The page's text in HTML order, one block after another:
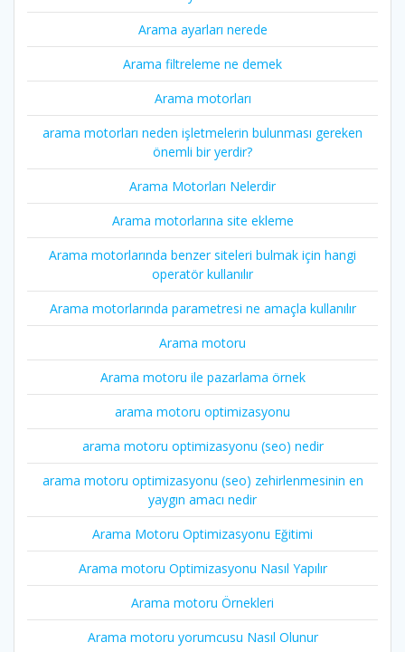
Arama ayarları nerede
Arama filtreleme ne demek
Arama motorları
arama motorları neden işletmelerin bulunması gereken
önemli bir yerdir?
Arama Motorları Nelerdir
Arama motorlarına site ekleme
Arama motorlarında benzer siteleri bulmak için hangi
operatör kullanılır
Arama motorlarında parametresi ne amaçla kullanılır
Arama motoru
Arama motoru ile pazarlama örnek
arama motoru optimizasyonu
arama motoru optimizasyonu (seo) nedir
arama motoru optimizasyonu (seo) zehirlenmesinin en
yaygın amacı nedir
Arama Motoru Optimizasyonu Eğitimi
Arama motoru Optimizasyonu Nasıl Yapılır
Arama motoru Örnekleri
Arama motoru yorumcusu Nasıl Olunur